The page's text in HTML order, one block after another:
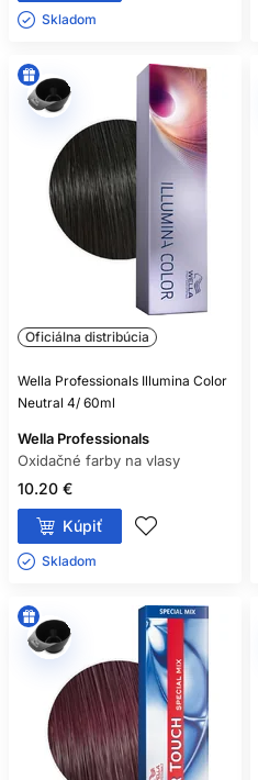
Skladom ㅤ
Oficiálna distribúcia
Wella Professionals Illumina Color
Neutral 4/ 60ml
Wella Professionals
Oxidačné farby na vlasy
10.20 €
Kúpiť
Skladom ㅤ